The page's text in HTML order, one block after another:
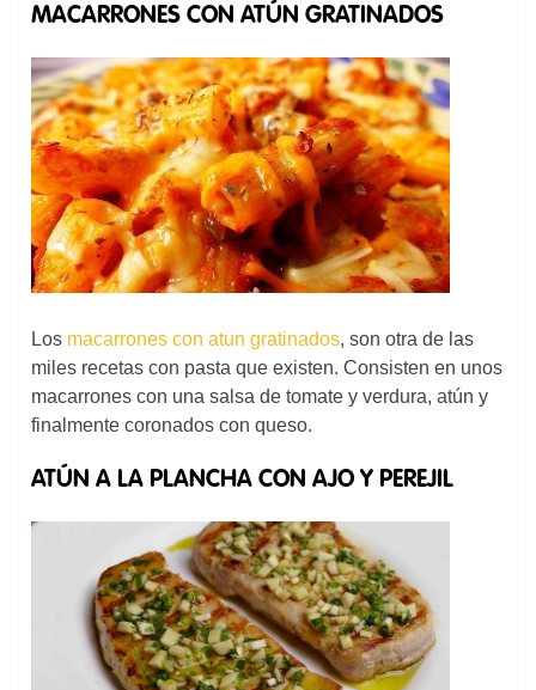
MACARRONES CON ATÚN GRATINADOS
Los macarrones con atun gratinados, son otra de las
miles recetas con pasta que existen. Consisten en unos
macarrones con una salsa de tomate y verdura, atún y
finalmente coronados con queso.
ATÚN A LA PLANCHA CON AJO Y PEREJIL